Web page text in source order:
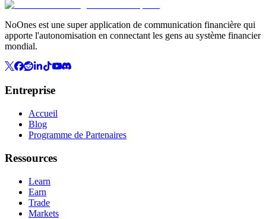
NoOnes est une super application de communication financière qui
apporte l'autonomisation en connectant les gens au système financier
mondial.
Entreprise
Accueil
Blog
Programme de Partenaires
Ressources
Learn
Earn
Trade
Markets